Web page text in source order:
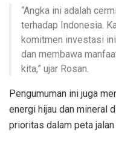
“Angka ini adalah
terhadap Indonesia.
komitmen investasi
dan membawa
kita,” ujar Rosan.
Pengumuman ini juga
energi hijau dan mineral
prioritas dalam peta